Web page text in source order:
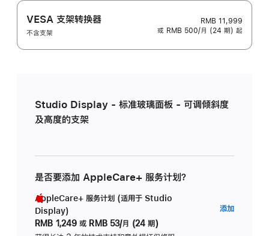
VESA 支架转换器
不含支架
RMB 11,999
或 RMB 500/月 (24 期) 起
Studio Display - 标准玻璃面板 - 可调倾斜度
及高度的支架
是否要添加 AppleCare+ 服务计划？
AppleCare+ 服务计划 (适用于 Studio
Display)
RMB 1,249 或 RMB 53/月 (24 期)
添加